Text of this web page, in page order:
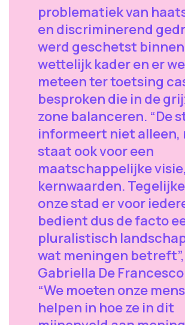
problematiek van
en discriminerend
werd geschetst
wettelijk kader en er
meteen ter toetsing
besproken die in de
zone balanceren. “De
informeert niet alleen,
staat ook voor een
maatschappelijke
kernwaarden.
onze stad er voor
bedient dus de facto
pluralistisch
wat meningen
Gabriella De
“We moeten onze
helpen in hoe ze in dit